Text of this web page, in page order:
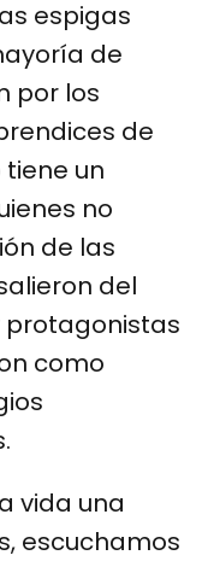
espigas
de
por los
de
un
no
de las
del
protagonistas
como
vida una
escuchamos